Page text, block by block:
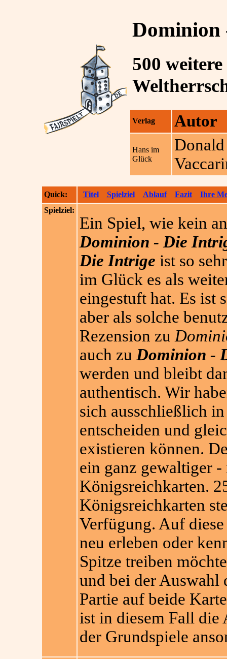
Dominion
500
Verlag Autor
Hans im
Glück
Quick: Titel Spielziel Ablauf Fazit
Ihre
Spielziel:
Ein Spiel, wie kein
Dominion - Die
Die Intrige ist so
im Glück es als
eingestuft hat. Es ist
aber als solche
Rezension zu
auch zu Dominion -
werden und bleibt
authentisch. Wir
sich ausschließlich
entscheiden und
existieren können.
ein ganz gewaltiger
Königsreichkarten.
Königsreichkarten
Verfügung. Auf
neu erleben oder
Spitze treiben
und bei der Auswahl
Partie auf beide
ist in diesem Fall die
der Grundspiele